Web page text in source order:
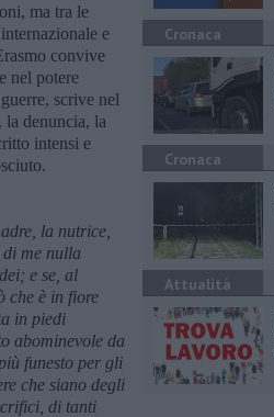
ma tra le
e
convive
nel potere
scrive nel
la denuncia, la
intensi e
la nutrice,
di me nulla
e se, al
che è in fiore
in piedi
abominevole da
funesto per gli
che siano degli
di tanti
Cronaca
Cronaca
Attualità